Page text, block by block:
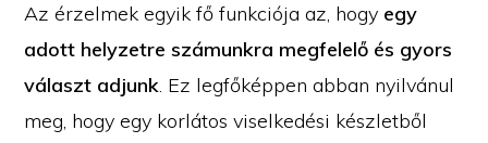
Az érzelmek egyik fő funkciója az, hogy egy
adott helyzetre számunkra megfelelő és gyors
választ adjunk. Ez legfőképpen abban nyilvánul
meg, hogy egy korlátos viselkedési készletből